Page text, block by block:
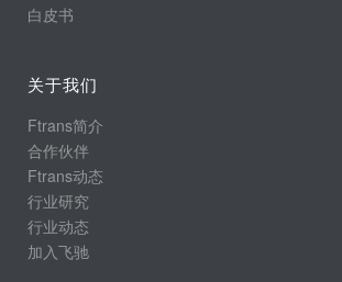
白皮书
关于我们
Ftrans简介
合作伙伴
Ftrans动态
行业研究
行业动态
加入飞驰